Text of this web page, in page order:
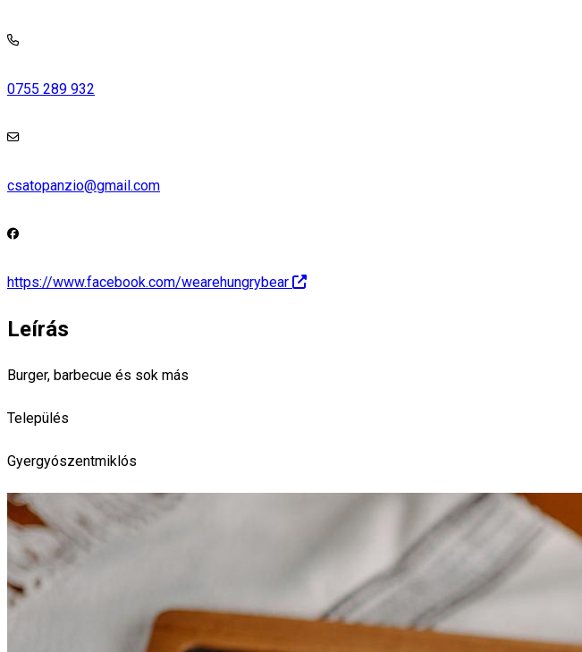
0755 289 932
csatopanzio@gmail.com
https://www.facebook.com/wearehungrybear
Leírás
Burger, barbecue és sok más
Település
Gyergyószentmiklós